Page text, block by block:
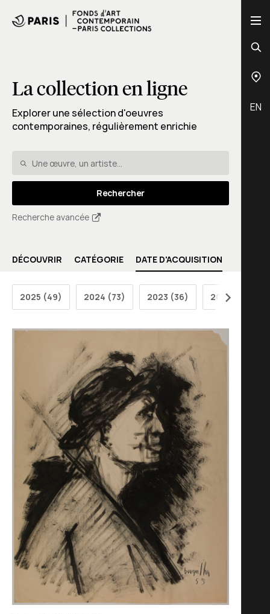
EN
La collection en ligne
Explorer une sélection d'oeuvres
contemporaines, régulièrement enrichie
Rechercher
DÉCOUVRIR CATÉGORIE DATE D'ACQUISITION
Recherche avancée
2025 (49) 2024 (73) 2023 (36) 2022 (31)